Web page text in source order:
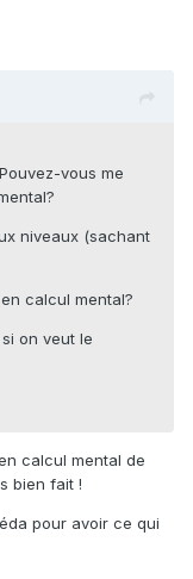
vous me
niveaux (sachant
calcul mental?
on veut le
calcul mental de
bien fait !
pour avoir ce qui